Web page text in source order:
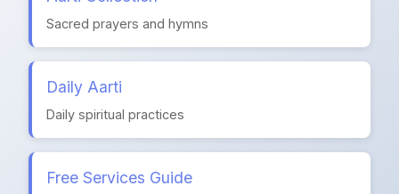
Sacred prayers and hymns
Daily Aarti
Daily spiritual practices
Free Services Guide